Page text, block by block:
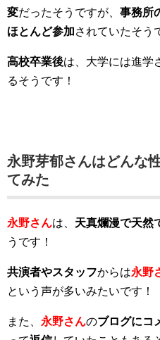
変だったそうですが、 事務所
ほとんど参加されていたそう
高校卒業後は、大学には進学
るそうです！
永野芽郁さんはどんな
てみた
永野さんは、 天真爛漫で天然
うです！
共演者やスタッフからは永野
という声が多いみたいです！
また、 永野さんのブログにコ